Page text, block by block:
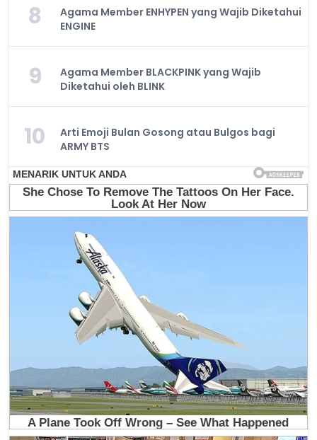
8
Agama Member ENHYPEN yang Wajib Diketahui
ENGINE
9
Agama Member BLACKPINK yang Wajib
Diketahui oleh BLINK
10
Arti Emoji Bulan Gosong atau Bulgos bagi
ARMY BTS